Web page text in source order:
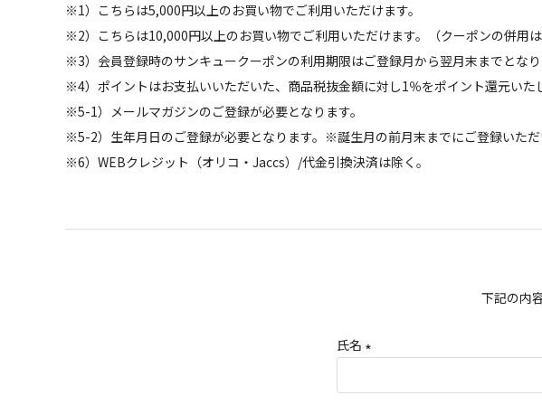
※1）こちらは5,000円以上のお買い物でご利用いただけます。
※2）こちらは10,000円以上のお買い物でご利用いただけます。（クーポンの併用は
※3）会員登録時のサンキュークーポンの利用期限はご登録月から翌月末までとなり
※4）ポイントはお支払いいただいた、商品税抜金額に対し1％をポイント還元いた
※5-1）メールマガジンのご登録が必要となります。
※5-2）生年月日のご登録が必要となります。※誕生月の前月末までにご登録いただ
※6）WEBクレジット（オリコ・Jaccs）/代金引換決済は除く。
下記の内
氏名